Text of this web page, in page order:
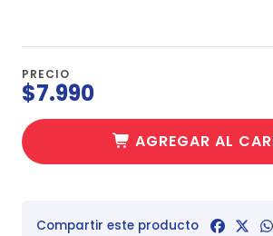
PRECIO
$7.990
AGREGAR AL
Compartir este producto